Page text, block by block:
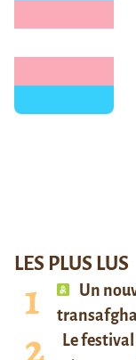
LES PLUS LUS
Un
Le